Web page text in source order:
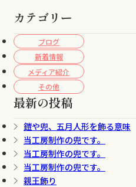
カテゴリー
ブログ
新着情報
メディア紹介
その他
最新の投稿
鎧や兜、五月人形を飾る意味
当工房制作の兜です。
当工房制作の兜です。
当工房制作の兜です。
親王飾り